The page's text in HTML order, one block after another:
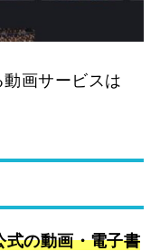
画サービスは
式の動画・電子書